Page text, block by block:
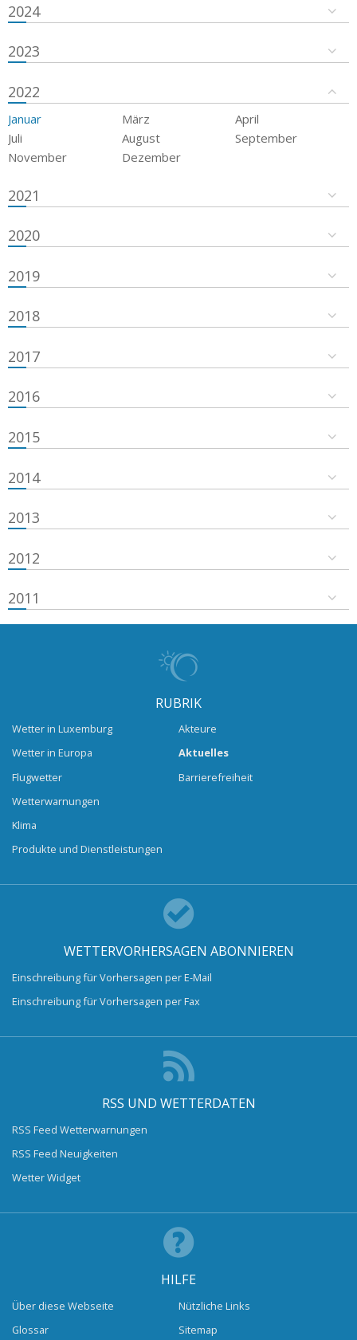
2024
2023
2022
Januar März
April
Juli
August
September
November
Dezember
2021
2020
2019
2018
2017
2016
2015
2014
2013
2012
2011
RUBRIK
Wetter in Luxemburg
Wetter in Europa
Flugwetter
Wetterwarnungen
Klima
Produkte und Dienstleistungen
Akteure
Aktuelles
Barrierefreiheit
WETTERVORHERSAGEN ABONNIEREN
Einschreibung für Vorhersagen per E-Mail
Einschreibung für Vorhersagen per Fax
RSS UND WETTERDATEN
RSS Feed Wetterwarnungen
RSS Feed Neuigkeiten
Wetter Widget
HILFE
Über diese Webseite
Glossar
Nützliche Links
Sitemap